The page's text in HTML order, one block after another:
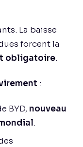
La baisse
forcent la
obligatoire.
:
BYD, nouveau
.